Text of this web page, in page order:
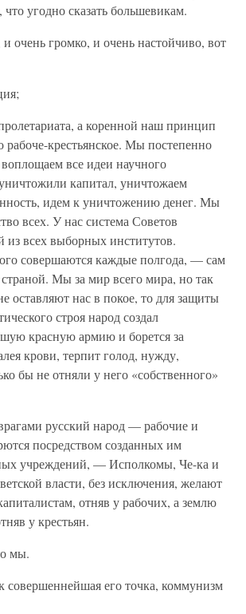
угодно сказать большевикам.
очень громко, и очень настойчиво, вот
а коренной наш принцип
рабоче-крестьянское. Мы постепенно
все идеи научного
капитал, уничтожаем
идем к уничтожению денег. Мы
всех. У нас система Советов
всех выборных институтов.
совершаются каждые полгода, — сам
Мы за мир всего мира, но так
оставляют нас в покое, то для защиты
строя народ создал
красную армию и борется за
крови, терпит голод, нужду,
бы не отняли у него «собственного»
русский народ — рабочие и
посредством созданных им
учреждений, — Исполкомы, Че-ка и
власти, без исключения, желают
отняв у рабочих, а землю
у крестьян.
мы.
совершеннейшая его точка, коммунизм